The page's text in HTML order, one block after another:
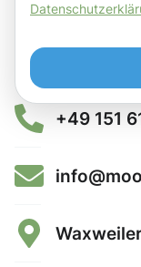
+49 151